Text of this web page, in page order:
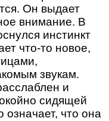
Он выдает
внимание. В
инстинкт
что-то новое,
звукам.
и
сидящей
что она